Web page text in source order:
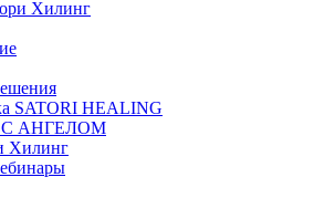
Хилинг
SATORI HEALING
С АНГЕЛОМ
Хилинг